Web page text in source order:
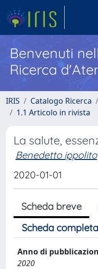
Benvenuti
Ricerca
IRIS Catalogo Ricerca
1.1 Articolo in rivista
La salute,
Benedetto ippolito
2020-01-01
Scheda breve
Scheda
Anno di
2020